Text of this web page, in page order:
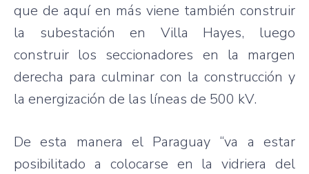
que de aquí en más viene también construir
la subestación en Villa Hayes, luego
construir los seccionadores en la margen
derecha para culminar con la construcción y
la energización de las líneas de 500 kV.
De esta manera el Paraguay “va a estar
posibilitado a colocarse en la vidriera del